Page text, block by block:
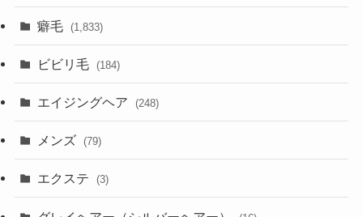
癖毛 (1,833)
ビビリ毛 (184)
エイジングヘア (248)
メンズ (79)
エクステ (3)